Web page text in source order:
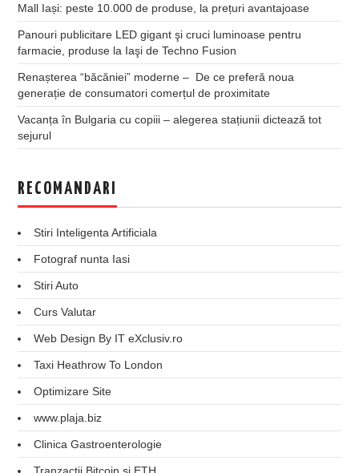
Mall Iași: peste 10.000 de produse, la prețuri avantajoase
Panouri publicitare LED gigant şi cruci luminoase pentru
farmacie, produse la Iaşi de Techno Fusion
Renașterea “băcăniei” moderne – De ce preferă noua
generație de consumatori comerțul de proximitate
Vacanța în Bulgaria cu copiii – alegerea stațiunii dictează tot
sejurul
RECOMANDARI
Stiri Inteligenta Artificiala
Fotograf nunta Iasi
Stiri Auto
Curs Valutar
Web Design By IT eXclusiv.ro
Taxi Heathrow To London
Optimizare Site
www.plaja.biz
Clinica Gastroenterologie